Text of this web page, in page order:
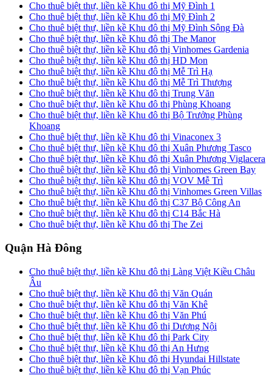
Cho thuê biệt thự, liền kề Khu đô thị Mỹ Đình 1
Cho thuê biệt thự, liền kề Khu đô thị Mỹ Đình 2
Cho thuê biệt thự, liền kề Khu đô thị Mỹ Đình Sông Đà
Cho thuê biệt thự, liền kề Khu đô thị The Manor
Cho thuê biệt thự, liền kề Khu đô thị Vinhomes Gardenia
Cho thuê biệt thự, liền kề Khu đô thị HD Mon
Cho thuê biệt thự, liền kề Khu đô thị Mễ Trì Hạ
Cho thuê biệt thự, liền kề Khu đô thị Mễ Trì Thượng
Cho thuê biệt thự, liền kề Khu đô thị Trung Văn
Cho thuê biệt thự, liền kề Khu đô thị Phùng Khoang
Cho thuê biệt thự, liền kề Khu đô thị Bộ Trưởng Phùng
Khoang
Cho thuê biệt thự, liền kề Khu đô thị Vinaconex 3
Cho thuê biệt thự, liền kề Khu đô thị Xuân Phương Tasco
Cho thuê biệt thự, liền kề Khu đô thị Xuân Phương Viglacera
Cho thuê biệt thự, liền kề Khu đô thị Vinhomes Green Bay
Cho thuê biệt thự, liền kề Khu đô thị VOV Mễ Trì
Cho thuê biệt thự, liền kề Khu đô thị Vinhomes Green Villas
Cho thuê biệt thự, liền kề Khu đô thị C37 Bộ Công An
Cho thuê biệt thự, liền kề Khu đô thị C14 Bắc Hà
Cho thuê biệt thự, liền kề Khu đô thị The Zei
Quận Hà Đông
Cho thuê biệt thự, liền kề Khu đô thị Làng Việt Kiều Châu
Âu
Cho thuê biệt thự, liền kề Khu đô thị Văn Quán
Cho thuê biệt thự, liền kề Khu đô thị Văn Khê
Cho thuê biệt thự, liền kề Khu đô thị Văn Phú
Cho thuê biệt thự, liền kề Khu đô thị Dương Nội
Cho thuê biệt thự, liền kề Khu đô thị Park City
Cho thuê biệt thự, liền kề Khu đô thị An Hưng
Cho thuê biệt thự, liền kề Khu đô thị Hyundai Hillstate
Cho thuê biệt thự, liền kề Khu đô thị Vạn Phúc